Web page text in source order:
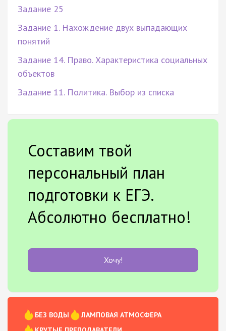
Задание 25
Задание 1. Нахождение двух выпадающих
понятий
Задание 14. Право. Характеристика социальных
объектов
Задание 11. Политика. Выбор из списка
Составим твой
персональный план
подготовки к ЕГЭ.
Абсолютно бесплатно!
Хочу!
БЕЗ ВОДЫ
ЛАМПОВАЯ АТМОСФЕРА